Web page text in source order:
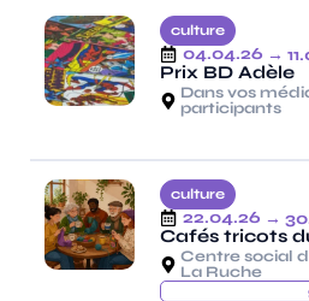
culture
04.04.26 →
Prix BD Adèle
Dans vos
participants
culture
22.04.26 →
Cafés tricots
Centre social
La Ruche